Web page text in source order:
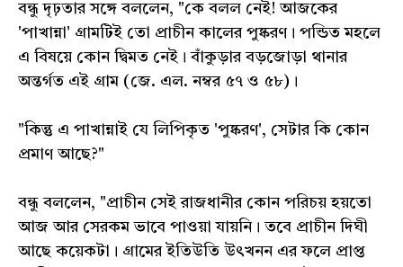
বন্ধু দৃঢ়তার সঙ্গে বললেন, "কে বলল নেই! আজকের
'পাখান্না' গ্রামটিই তো প্রাচীন কালের পুষ্করণ। পন্ডিত মহলে
এ বিষয়ে কোন দ্বিমত নেই। বাঁকুড়ার বড়জোড়া থানার
অন্তর্গত এই গ্রাম (জে. এল. নম্বর ৫৭ ও ৫৮)।
"কিন্তু এ পাখান্নাই যে লিপিকৃত 'পুষ্করণ', সেটার কি কোন
প্রমাণ আছে?"
বন্ধু বললেন, "প্রাচীন সেই রাজধানীর কোন পরিচয় হয়তো
আজ আর সেরকম ভাবে পাওয়া যায়নি। তবে প্রাচীন দিঘী
আছে কয়েকটা। গ্রামের ইতিউতি উৎখনন এর ফলে প্রাপ্ত